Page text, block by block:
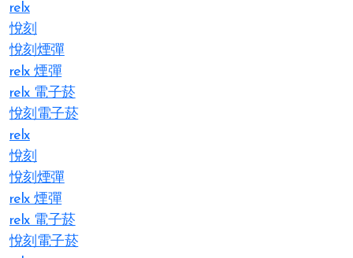
relx
悅刻
悅刻煙彈
relx 煙彈
relx 電子菸
悅刻電子菸
relx
悅刻
悅刻煙彈
relx 煙彈
relx 電子菸
悅刻電子菸